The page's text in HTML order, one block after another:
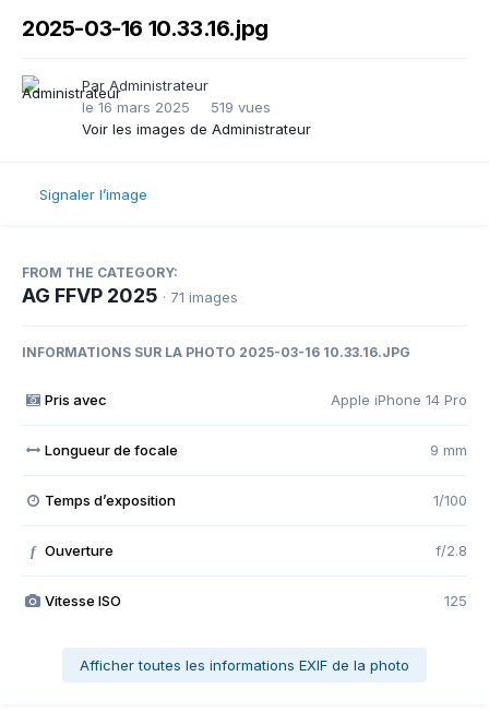
2025-03-16 10.33.16.jpg
Par Administrateur
le 16 mars 2025
519 vues
Voir les images de Administrateur
Signaler l’image
FROM THE CATEGORY:
AG FFVP 2025 · 71 images
INFORMATIONS SUR LA PHOTO 2025-03-16 10.33.16.JPG
Pris avec Apple iPhone 14 Pro
Longueur de focale 9 mm
Temps d’exposition 1/100
f Ouverture f/2.8
Vitesse ISO 125
Afficher toutes les informations EXIF de la photo